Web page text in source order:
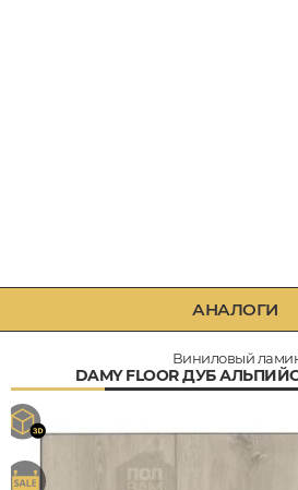
АНАЛОГИ
Виниловый
DAMY FLOOR ДУБ